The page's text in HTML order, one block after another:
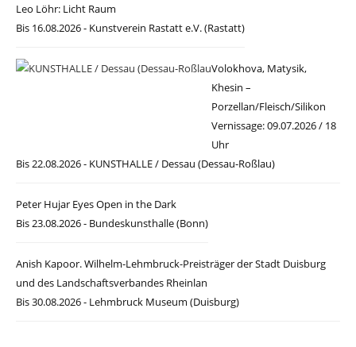
Leo Löhr: Licht Raum
Bis 16.08.2026 - Kunstverein Rastatt e.V. (Rastatt)
Volokhova, Matysik,
Khesin –
Porzellan/Fleisch/Silikon
Vernissage: 09.07.2026 / 18
Uhr
Bis 22.08.2026 - KUNSTHALLE / Dessau (Dessau-Roßlau)
Peter Hujar Eyes Open in the Dark
Bis 23.08.2026 - Bundeskunsthalle (Bonn)
Anish Kapoor. Wilhelm-Lehmbruck-Preisträger der Stadt Duisburg
und des Landschaftsverbandes Rheinlan
Bis 30.08.2026 - Lehmbruck Museum (Duisburg)